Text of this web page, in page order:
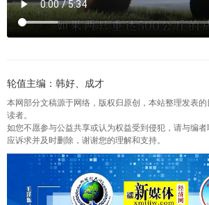
轮值主编：韩好、成才
本网部分文稿源于网络，版权归原创，本站整理发表
读者。
如您不愿参与公益共享或认为权益受到侵犯，请与编
应诉求并及时删除，谢谢您的理解和支持。